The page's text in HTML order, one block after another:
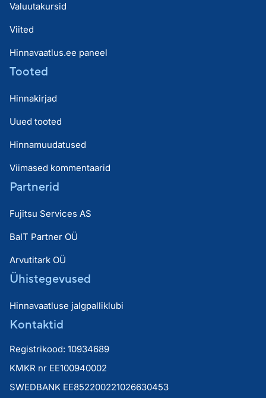
Valuutakursid
Viited
Hinnavaatlus.ee paneel
Tooted
Hinnakirjad
Uued tooted
Hinnamuudatused
Viimased kommentaarid
Partnerid
Fujitsu Services AS
BaIT Partner OÜ
Arvutitark OÜ
Ühistegevused
Hinnavaatluse jalgpalliklubi
Kontaktid
Registrikood: 10934689
KMKR nr EE100940002
SWEDBANK EE852200221026630453